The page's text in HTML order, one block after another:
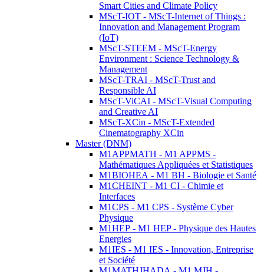
Smart Cities and Climate Policy
MScT-IOT - MScT-Internet of Things :
Innovation and Management Program
(IoT)
MScT-STEEM - MScT-Energy
Environment : Science Technology &
Management
MScT-TRAI - MScT-Trust and
Responsible AI
MScT-ViCAI - MScT-Visual Computing
and Creative AI
MScT-XCin - MScT-Extended
Cinematography XCin
Master (DNM)
M1APPMATH - M1 APPMS -
Mathématiques Appliquées et Statistiques
M1BIOHEA - M1 BH - Biologie et Santé
M1CHEINT - M1 CI - Chimie et
Interfaces
M1CPS - M1 CPS - Système Cyber
Physique
M1HEP - M1 HEP - Physique des Hautes
Energies
M1IES - M1 IES - Innovation, Entreprise
et Société